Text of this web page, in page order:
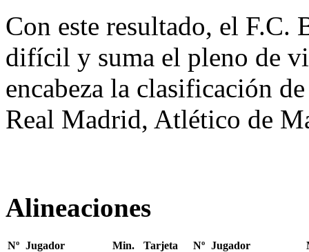
Con este resultado, el F.C.
difícil y suma el pleno de
encabeza la clasificación
Real Madrid, Atlético de
Alineaciones
Nº Jugador Min. Tarjeta Nº Jugador